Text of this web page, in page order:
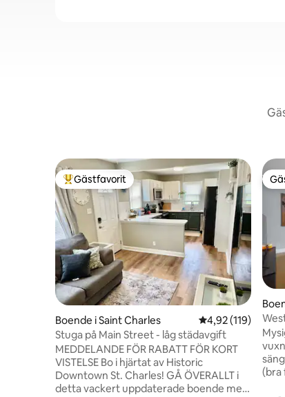
Populär gästfavorit
Gästfavorit
Boende i Saint Charles 4,92 av 5 i
4,92 (119)
Stuga på Main Street - låg städavgift
MEDDELANDE FÖR RABATT FÖR KORT
VISTELSE Bo i hjärtat av Historic
Downtown St. Charles! GÅ ÖVERALLT i
detta vackert uppdaterade boende med
(bra